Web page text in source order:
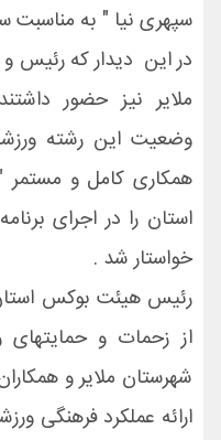
سپهری نیا " به مناسبت
در این دیدار که
ملایر نیز حضور
وضعیت این رشته
همکاری کامل و
استان را در اجرای
خواستار شد .
رئیس هیئت بوکس
از زحمات و حمایتهای
شهرستان ملایر و
ارائه عملکرد فرهنگی